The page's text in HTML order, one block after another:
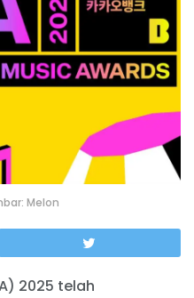
Melon
2025 telah